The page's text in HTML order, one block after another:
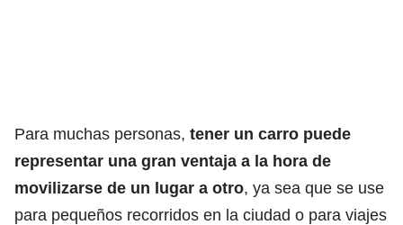
Para muchas personas, tener un carro puede
representar una gran ventaja a la hora de
movilizarse de un lugar a otro, ya sea que se use
para pequeños recorridos en la ciudad o para viajes